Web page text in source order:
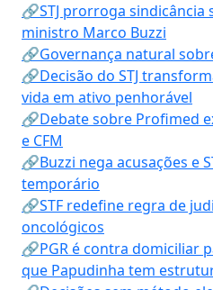
🔗STJ prorroga sindicância
ministro Marco Buzzi
🔗Governança natural
🔗Decisão do STJ
vida em ativo penhorável
🔗Debate sobre Profimed
e CFM
🔗Buzzi nega acusações e
temporário
🔗STF redefine regra de
oncológicos
🔗PGR é contra domiciliar
que Papudinha tem